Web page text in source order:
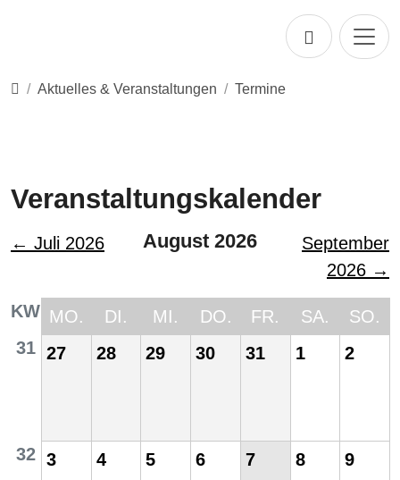
Startseite
Aktuelles & Veranstaltungen Termine
Veranstaltungskalender
← Juli 2026 August 2026
September
2026 →
KW MO. DI. MI. DO. FR. SA.
SO.
31 27 28 29 30 31 1 2
32 3 4 5 6 7 8 9